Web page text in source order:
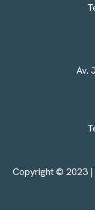
Av.
Copyright © 2023